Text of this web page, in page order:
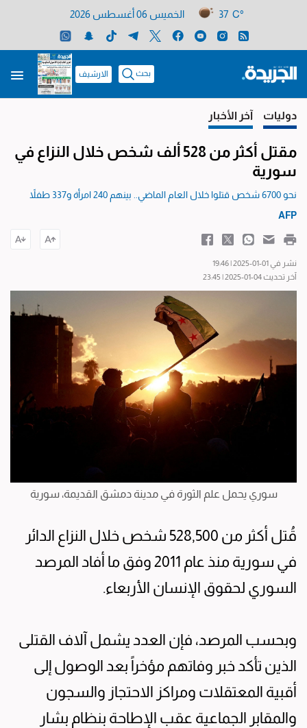
37 C° الخميس 06 أغسطس 2026
بحث الارشيف
دوليات آخر الأخبار
مقتل أكثر من 528 ألف شخص خلال النزاع في
سورية
نحو 6700 شخص قتلوا خلال العام الماضي.. بينهم 240 امرأة و337 طفلاً
AFP
نشر في 01-01-2025 | 19:46
آخر تحديث 04-01-2025 | 23:45
سوري يحمل علم الثورة في مدينة دمشق القديمة، سورية
قُتل أكثر من 528,500 شخص خلال النزاع الدائر
في سورية منذ عام 2011 وفق ما أفاد المرصد
السوري لحقوق الإنسان الأربعاء.
وبحسب المرصد، فإن العدد يشمل آلاف القتلى
الذين تأكد خبر وفاتهم مؤخراً بعد الوصول إلى
أقبية المعتقلات ومراكز الاحتجاز والسجون
والمقابر الجماعية عقب الإطاحة بنظام بشار